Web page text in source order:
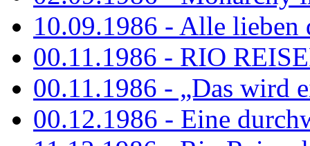
10.09.1986 - Alle lieben
00.11.1986 - RIO
00.11.1986 - „Das wird
00.12.1986 - Eine